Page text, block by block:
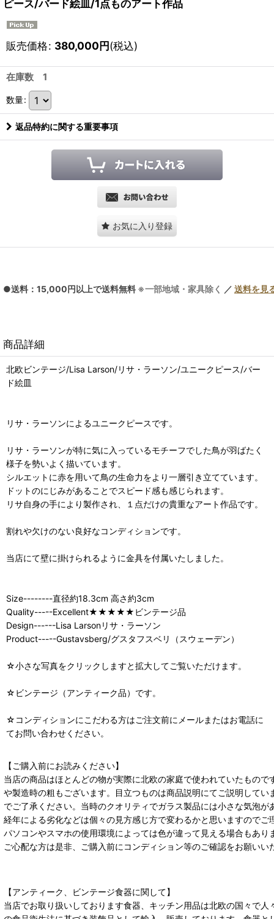
ピース/バード絵皿/1点ものアート作品
販売価格: 380,000円(税込)
在庫数 1
数量:
返品特約に関する重要事項
お気に入り登録
●送料：15,000円以上で送料無料 ※一部地域・家具除く ／ 送料を見
商品詳細
北欧ビンテージ/Lisa Larson/リサ・ラーソン/ユニークピース/バー
ド絵皿
リサ・ラーソンによるユニークピースです。
リサ・ラーソンが特に気に入っているモチーフでした鳥が羽ばたく
様子を勢いよく描いています。
シルエットに赤を用いて鳥の生命力をより一層引き立てています。
ドットのにじみがあることでスピード感も感じられます。
リサ自身の手により製作され、１点だけの貴重なアート作品です。
割れや欠けのない良好なコンディションです。
当店にて壁に掛けられるように金具を付属いたしました。
Size--------直径約18.3cm 高さ約3cm
Quality-----Excellent★★★★★ビンテージ品
Design------Lisa Larsonリサ・ラーソン
Product-----Gustavsberg/グスタフスベリ（スウェーデン）
☆小さな写真をクリックしますと拡大してご覧いただけます。
☆ビンテージ（アンティーク品）です。
☆コンディションにこだわる方はご注文前にメールまたはお電話に
てお問い合わせください。
【ご購入前にお読みください】
当店の商品はほとんどの物が実際に北欧の家庭で使われていたもの
や製造時の粗もございます。目立つものは商品説明にてご説明して
でご了承ください。当時のクオリティでガラス製品には小さな気泡が
経年による劣化などは個々の見方感じ方で変わるかと思いますのでご
パソコンやスマホの使用環境によっては色が違って見える場合もあ
ご心配な方は是非、ご購入前にコンディション等のご確認をお願い
【アンティーク、ビンテージ食器に関して】
当店でお取り扱いしております食器、キッチン用品は北欧の国々で